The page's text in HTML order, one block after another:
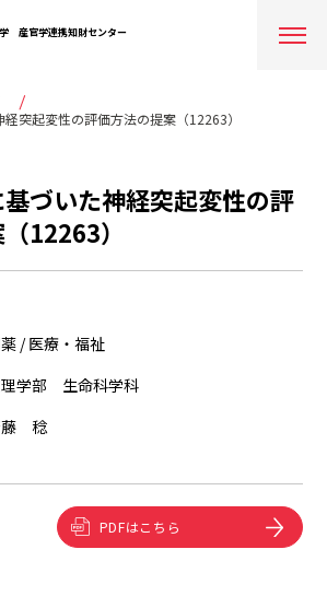
産官学連携知財センター
突起変性の評価方法の提案（12263）
づいた神経突起変性の評
12263）
/医療・福祉
学部 生命科学科
藤 稔
PDFはこちら